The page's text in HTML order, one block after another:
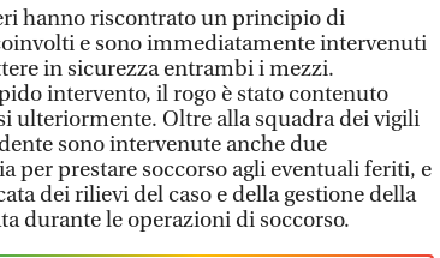
hanno riscontrato un principio di
e sono immediatamente intervenuti
in sicurezza entrambi i mezzi.
intervento, il rogo è stato contenuto
ulteriormente. Oltre alla squadra dei vigili
sono intervenute anche due
per prestare soccorso agli eventuali feriti, e
dei rilievi del caso e della gestione della
durante le operazioni di soccorso.